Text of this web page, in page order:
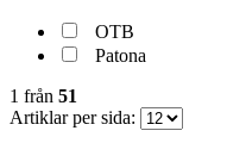
OTB
Patona
1 från 51
Artiklar per sida: